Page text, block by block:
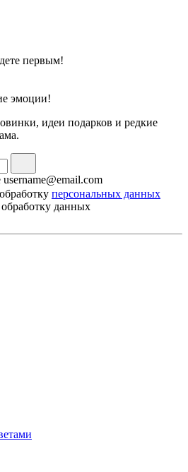
первым!
эмоции!
идеи подарков и редкие
персональных данных
данных